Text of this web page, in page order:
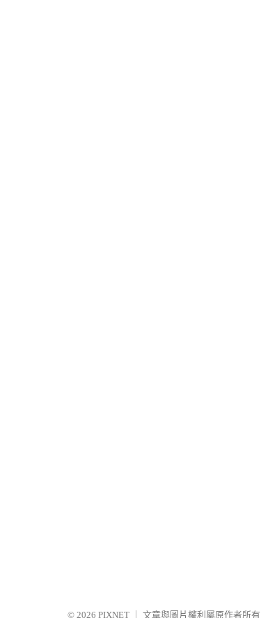
© 2026 PIXNET 文章與圖片權利屬原作者所有